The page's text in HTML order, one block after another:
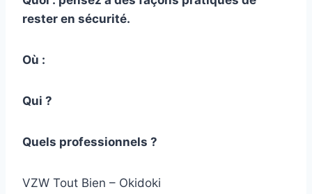
rester en sécurité.
Où :
Qui ?
Quels professionnels ?
VZW Tout Bien – Okidoki